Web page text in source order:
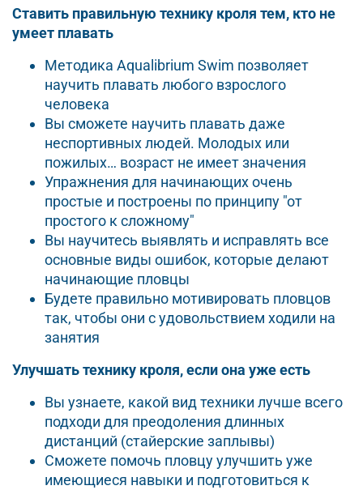
Ставить правильную технику кроля тем, кто не
умеет плавать
Методика Aqualibrium Swim позволяет
научить плавать любого взрослого
человека
Вы сможете научить плавать даже
неспортивных людей. Молодых или
пожилых… возраст не имеет значения
Упражнения для начинающих очень
простые и построены по принципу "от
простого к сложному"
Вы научитесь выявлять и исправлять все
основные виды ошибок, которые делают
начинающие пловцы
Будете правильно мотивировать пловцов
так, чтобы они с удовольствием ходили на
занятия
Улучшать технику кроля, если она уже есть
Вы узнаете, какой вид техники лучше всего
подходи для преодоления длинных
дистанций (стайерские заплывы)
Сможете помочь пловцу улучшить уже
имеющиеся навыки и подготовиться к